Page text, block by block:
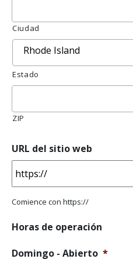
Ciudad
Estado
ZIP
URL del sitio web
Comience con https://
Horas de operación
Domingo - Abierto *